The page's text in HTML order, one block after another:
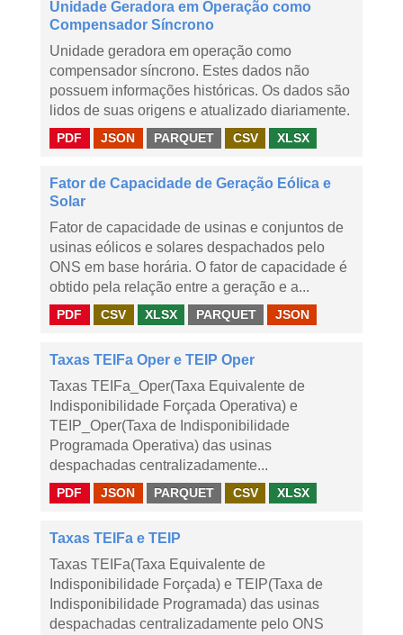
Unidade Geradora em Operação como
Compensador Síncrono
Unidade geradora em operação como
compensador síncrono. Estes dados não
possuem informações históricas. Os dados são
lidos de suas origens e atualizado diariamente.
PDF JSON PARQUET CSV XLSX
Fator de Capacidade de Geração Eólica e
Solar
Fator de capacidade de usinas e conjuntos de
usinas eólicos e solares despachados pelo
ONS em base horária. O fator de capacidade é
obtido pela relação entre a geração e a...
PDF CSV XLSX PARQUET JSON
Taxas TEIFa Oper e TEIP Oper
Taxas TEIFa_Oper(Taxa Equivalente de
Indisponibilidade Forçada Operativa) e
TEIP_Oper(Taxa de Indisponibilidade
Programada Operativa) das usinas
despachadas centralizadamente...
PDF JSON PARQUET CSV XLSX
Taxas TEIFa e TEIP
Taxas TEIFa(Taxa Equivalente de
Indisponibilidade Forçada) e TEIP(Taxa de
Indisponibilidade Programada) das usinas
despachadas centralizadamente pelo ONS